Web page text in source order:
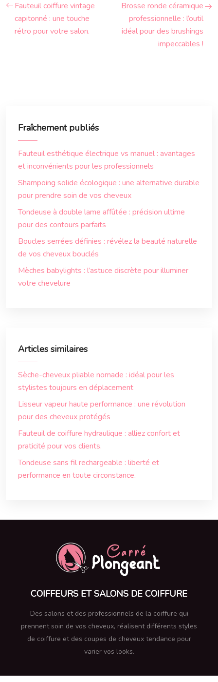
Fauteuil coiffure vintage
capitonné : une touche
rétro pour votre salon.
Brosse ronde céramique
professionnelle : l’outil
idéal pour des brushings
impeccables !
Fraîchement publiés
Fauteuil esthétique électrique vs manuel : avantages
et inconvénients pour les professionnels
Shampoing solide écologique : une alternative durable
pour prendre soin de vos cheveux
Tondeuse à double lame affûtée : précision ultime
pour des contours parfaits
Boucles serrées définies : révélez la beauté naturelle
de vos cheveux bouclés
Mèches babylights : l’astuce discrète pour illuminer
votre chevelure
Articles similaires
Sèche-cheveux pliable nomade : idéal pour les
stylistes toujours en déplacement
Lisseur vapeur haute performance : une révolution
pour des cheveux protégés
Fauteuil de coiffure hydraulique : alliez confort et
praticité pour vos clients.
Tondeuse sans fil rechargeable : liberté et
performance en toute circonstance.
COIFFEURS ET SALONS DE COIFFURE
Des salons et des professionnels de la coiffure qui
prennent soin de vos cheveux, réalisent différents styles
de coiffure et des coupes de cheveux tendance pour
varier vos looks.